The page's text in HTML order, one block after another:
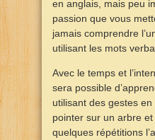
en anglais, mais peu
passion que vous
jamais comprendre
utilisant les mots
Avec le temps et
sera possible
utilisant des gestes
pointer sur un arbre
quelques répétitions